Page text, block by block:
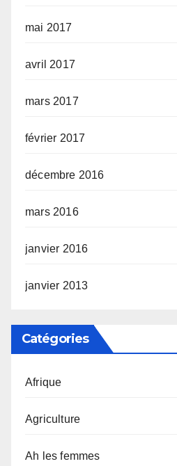
mai 2017
avril 2017
mars 2017
février 2017
décembre 2016
mars 2016
janvier 2016
janvier 2013
Catégories
Afrique
Agriculture
Ah les femmes